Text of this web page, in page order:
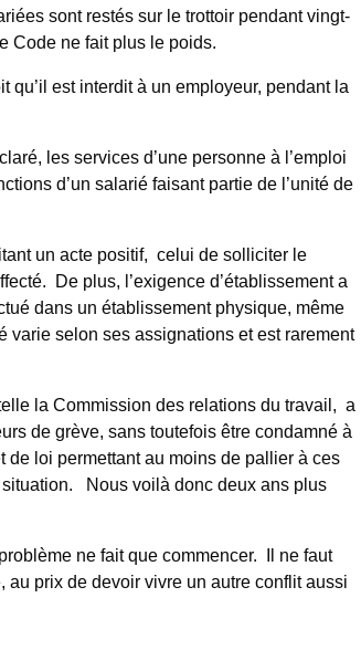
sont restés sur le trottoir pendant vingt-
Code ne fait plus le poids.
qu’il est interdit à un employeur, pendant la
les services d’une personne à l’emploi
d’un salarié faisant partie de l’unité de
un acte positif, celui de solliciter le
De plus, l’exigence d’établissement a
dans un établissement physique, même
selon ses assignations et est rarement
la Commission des relations du travail, a
de grève, sans toutefois être condamné à
de loi permettant au moins de pallier à ces
situation. Nous voilà donc deux ans plus
ne fait que commencer. Il ne faut
prix de devoir vivre un autre conflit aussi